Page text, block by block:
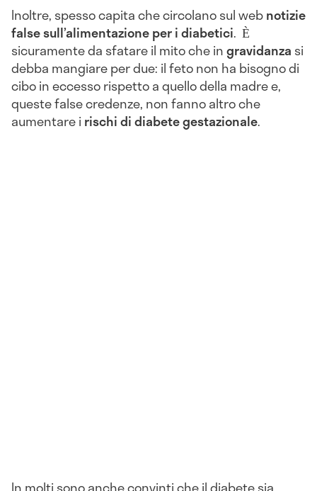
Inoltre, spesso capita che circolano sul webnotizie
false sull’alimentazione per i diabetici. Ѐ
sicuramente da sfatare il mito che ingravidanza si
debba mangiare per due: il feto non ha bisogno di
cibo in eccesso rispetto a quello della madre e,
queste false credenze, non fanno altro che
aumentare i rischi di diabete gestazionale.